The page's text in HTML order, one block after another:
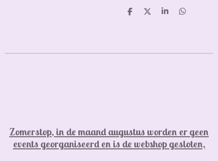
D
D
S
D
Zomerstop, in de maand augustus worden er geen
events georganiseerd en is de webshop gesloten,